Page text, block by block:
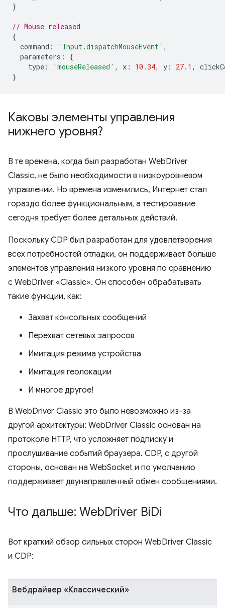
}
// Mouse released
{
command : 'Input.dispatchMouseEvent' ,
parameters :
{
type : 'mouseReleased' , x : 10.34, y : 27.1 ,
}
Каковы элементы управления
нижнего уровня?
В те времена, когда был разработан WebDriver
Classic, не было необходимости в низкоуровневом
управлении. Но времена изменились, Интернет стал
гораздо более функциональным, а тестирование
сегодня требует более детальных действий.
Поскольку CDP был разработан для удовлетворения
всех потребностей отладки, он поддерживает больше
элементов управления низкого уровня по сравнению
с WebDriver «Classic». Он способен обрабатывать
такие функции, как:
Захват консольных сообщений
Перехват сетевых запросов
Имитация режима устройства
Имитация геолокации
И многое другое!
В WebDriver Classic это было невозможно из-за
другой архитектуры: WebDriver Classic основан на
протоколе HTTP, что усложняет подписку и
прослушивание событий браузера. CDP, с другой
стороны, основан на WebSocket и по умолчанию
поддерживает двунаправленный обмен сообщениями.
Что дальше: WebDriver BiDi
Вот краткий обзор сильных сторон WebDriver Classic
и CDP:
Вебдрайвер «Классический»